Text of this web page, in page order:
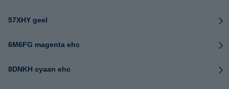
57XHY geel
6M6FG magenta ehc
8DNKH cyaan ehc